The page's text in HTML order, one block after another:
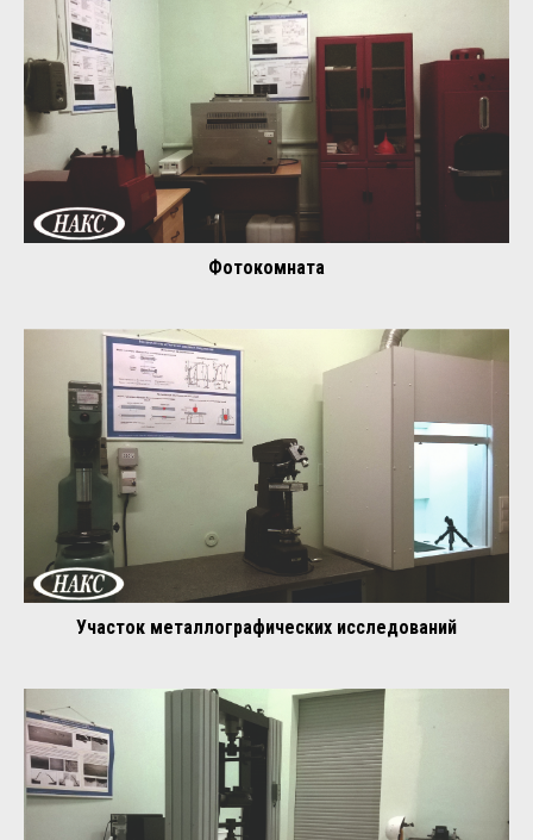
Фотокомната
Участок металлографических исследований